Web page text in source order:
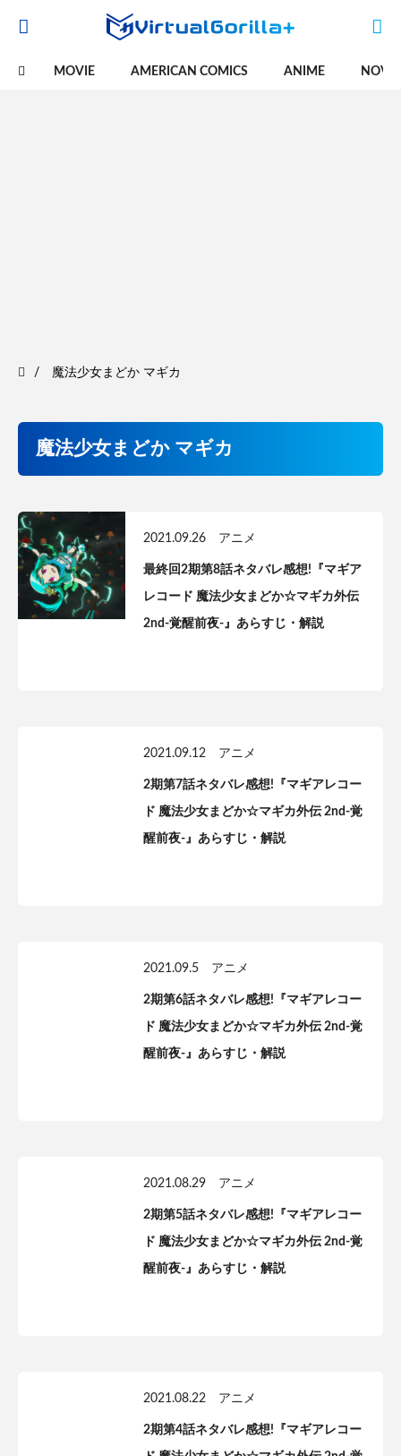
MOVIE AMERICAN COMICS ANIME
魔法少女まどか マギカ
魔法少女まどか マギカ
2021.09.26 アニメ
最終回2期第8話ネタバレ感想!『マギア
レコード 魔法少女まどか☆マギカ外伝
2nd-覚醒前夜-』あらすじ・解説
2021.09.12 アニメ
2期第7話ネタバレ感想!『マギアレコー
ド 魔法少女まどか☆マギカ外伝 2nd-覚
醒前夜-』あらすじ・解説
2021.09.5 アニメ
2期第6話ネタバレ感想!『マギアレコー
ド 魔法少女まどか☆マギカ外伝 2nd-覚
醒前夜-』あらすじ・解説
2021.08.29 アニメ
2期第5話ネタバレ感想!『マギアレコー
ド 魔法少女まどか☆マギカ外伝 2nd-覚
醒前夜-』あらすじ・解説
2021.08.22 アニメ
2期第4話ネタバレ感想!『マギアレコー